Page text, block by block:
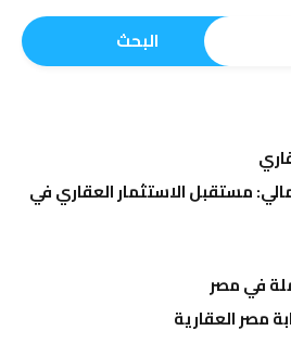
البحث
مستقبل الاستثمار العقاري في
في مصر
مصر العقارية